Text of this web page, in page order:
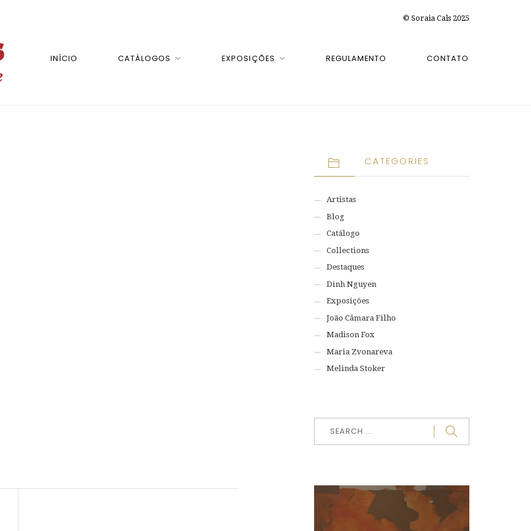
© Soraia Cals 2025
INÍCIO CATÁLOGOS EXPOSIÇÕES REGULAMENTO CONTATO
CATEGORIES
Artistas
Blog
Catálogo
Collections
Destaques
Dinh Nguyen
Exposições
João Câmara Filho
Madison Fox
Maria Zvonareva
Melinda Stoker